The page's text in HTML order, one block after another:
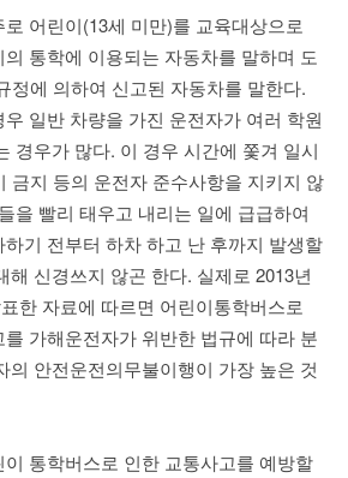
어린이(13세 미만)를 교육대상으로
통학에 이용되는 자동차를 말하며 도
정에 의하여 신고된 자동차를 말한다.
일반 차량을 가진 운전자가 여러 학원
경우가 많다. 이 경우 시간에 쫓겨 일시
금지 등의 운전자 준수사항을 지키지 않
을 빨리 태우고 내리는 일에 급급하여
기 전부터 하차 하고 난 후까지 발생할
해 신경쓰지 않곤 한다. 실제로 2013년
한 자료에 따르면 어린이통학버스로
가해운전자가 위반한 법규에 따라 분
의 안전운전의무불이행이 가장 높은 것
통학버스로 인한 교통사고를 예방할